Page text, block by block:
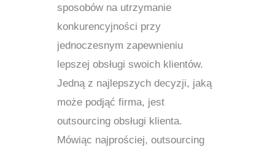
sposobów na utrzymanie
konkurencyjności przy
jednoczesnym zapewnieniu
lepszej obsługi swoich klientów.
Jedną z najlepszych decyzji, jaką
może podjąć firma, jest
outsourcing obsługi klienta.
Mówiąc najprościej, outsourcing